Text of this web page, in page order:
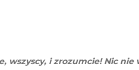
wszyscy, i zrozumcie! Nic